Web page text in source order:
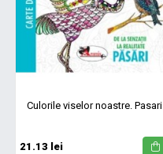
Culorile viselor noastre. Pasari
21.13 lei